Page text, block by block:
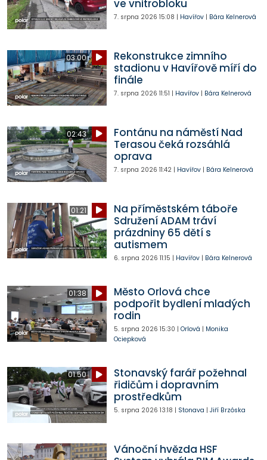
ve vnitrobloku
7. srpna 2026 15:08 | Havířov| Bára Kelnerová
03:00
Rekonstrukce zimního
stadionu v Havířově míří do
finále
7. srpna 2026 11:51 | Havířov| Bára Kelnerová
02:43
Fontánu na náměstí Nad
Terasou čeká rozsáhlá
oprava
7. srpna 2026 11:42| Havířov| Bára Kelnerová
01:21
Na příměstském táboře
Sdružení ADAM tráví
prázdniny 65 dětí s
autismem
6. srpna 2026 11:15 | Havířov| Bára Kelnerová
01:38
Město Orlová chce
podpořit bydlení mladých
rodin
5. srpna 2026 15:30 | Orlová | Monika
Ociepková
01:50
Stonavský farář požehnal
řidičům i dopravním
prostředkům
5. srpna 2026 13:18 | Stonava | Jiří Brzóska
Vánoční hvězda HSF